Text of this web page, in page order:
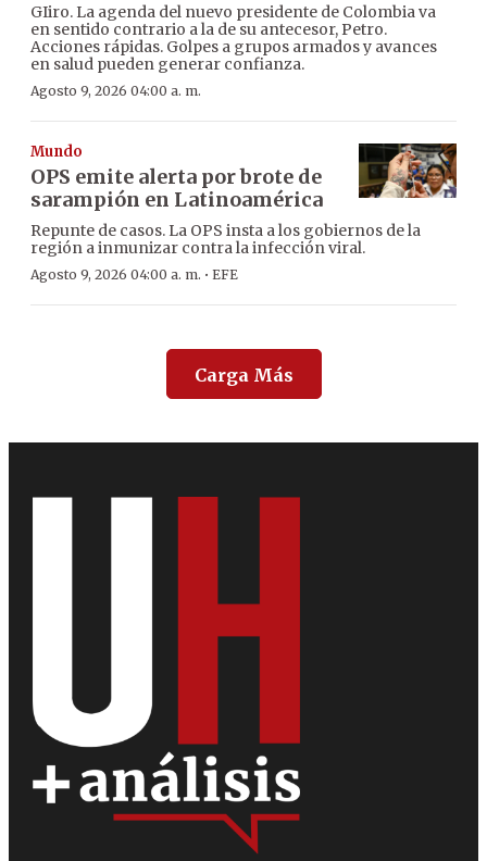
GIiro. La agenda del nuevo presidente de Colombia va
en sentido contrario a la de su antecesor, Petro.
Acciones rápidas. Golpes a grupos armados y avances
en salud pueden generar confianza.
Agosto 9, 2026 04:00 a. m.
Mundo
OPS emite alerta por brote de
sarampión en Latinoamérica
Repunte de casos. La OPS insta a los gobiernos de la
región a inmunizar contra la infección viral.
Agosto 9, 2026 04:00 a. m. · EFE
Carga Más